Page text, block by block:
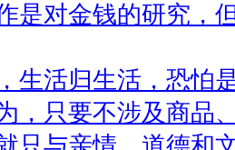
是对金钱的研究，
生活归生活，恐怕
，只要不涉及商品